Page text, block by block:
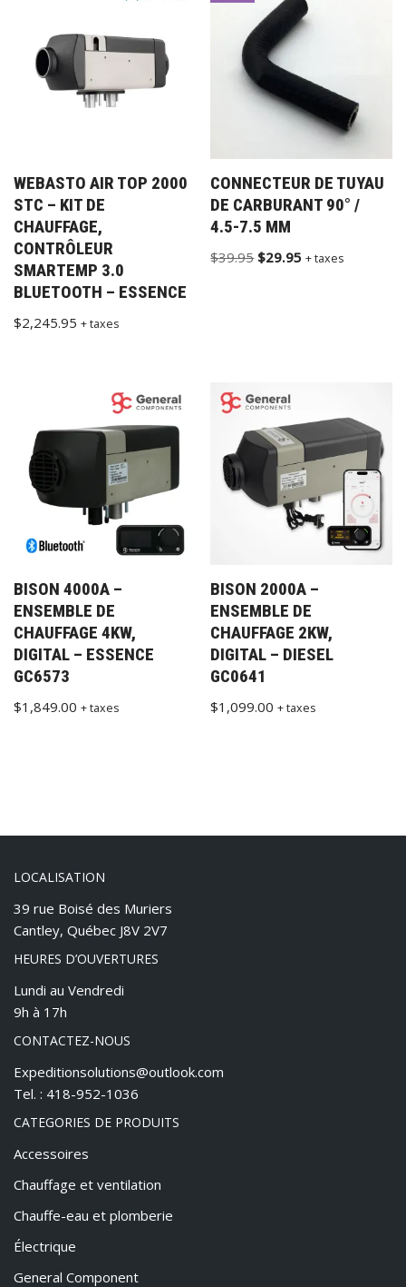
WEBASTO AIR TOP 2000
STC – KIT DE
CHAUFFAGE,
CONTRÔLEUR
SMARTEMP 3.0
BLUETOOTH – ESSENCE
$2,245.95 + taxes
CONNECTEUR DE TUYAU
DE CARBURANT 90° /
4.5-7.5 MM
$39.95 $29.95 + taxes
BISON 4000A –
ENSEMBLE DE
CHAUFFAGE 4KW,
DIGITAL – ESSENCE
GC6573
$1,849.00 + taxes
BISON 2000A –
ENSEMBLE DE
CHAUFFAGE 2KW,
DIGITAL – DIESEL
GC0641
$1,099.00 + taxes
LOCALISATION
39 rue Boisé des Muriers
Cantley, Québec J8V 2V7
HEURES D’OUVERTURES
Lundi au Vendredi
9h à 17h
CONTACTEZ-NOUS
Expeditionsolutions@outlook.com
Tel. : 418-952-1036
CATEGORIES DE PRODUITS
Accessoires
Chauffage et ventilation
Chauffe-eau et plomberie
Électrique
General Component